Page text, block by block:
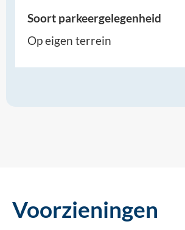
Soort parkeergelegenheid
Op eigen terrein
Voorzieningen